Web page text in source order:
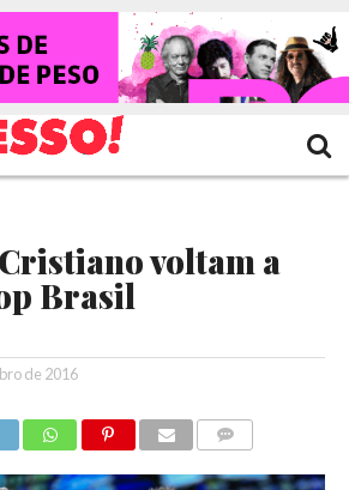
voltam a
Brasil
de 2016